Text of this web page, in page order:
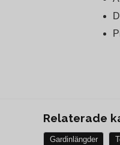
Relaterade
Gardinlängder